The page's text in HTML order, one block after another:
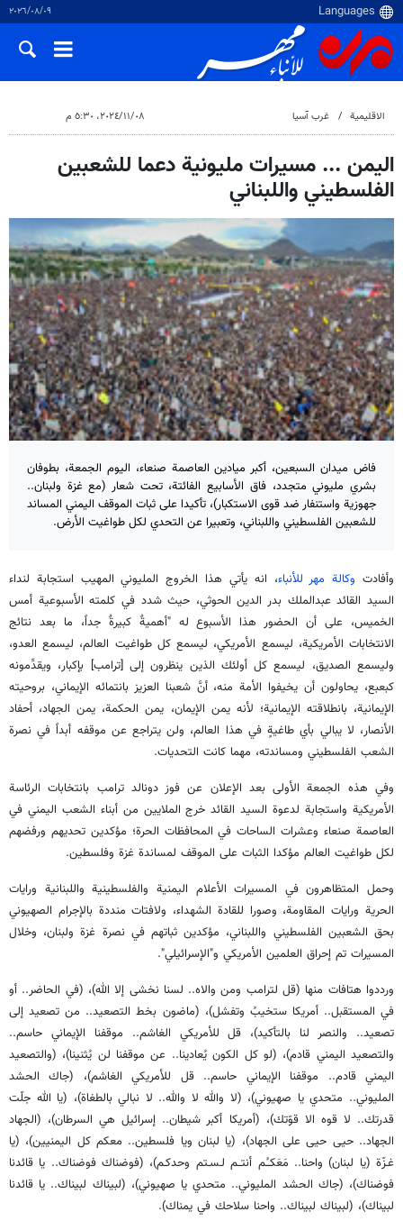
٠٩‏/٠٨‏/٢٠٢٦
الاقلیمیة غرب آسیا ٠٨‏/١١‏/٢٠٢٤، ٥:٣٠ م
اليمن ... مسيرات مليونية دعما للشعبين
الفلسطيني واللبناني
فاض ميدان السبعين، أكبر ميادين العاصمة صنعاء، اليوم الجمعة، بطوفان
بشري مليوني متجدد، فاق الأسابيع الفائتة، تحت شعار (مع غزة ولبنان..
جهوزية واستنفار ضد قوى الاستكبار)، تأكيدا على ثبات الموقف اليمني المساند
للشعبين الفلسطيني واللبناني، وتعبيرا عن التحدي لكل طواغيت الأرض.
وأفادت وكالة مهر للأنباء، انه يأتي هذا الخروج المليوني المهيب استجابة لنداء
السيد القائد عبدالملك بدر الدين الحوثي، حيث شدد في كلمته الأسبوعية أمس
الخميس، على أن الحضور هذا الأسبوع له "أهميةٌ كبيرةٌ جداً، ما بعد نتائج
الانتخابات الأمريكية، ليسمع الأمريكي، ليسمع كل طواغيت العالم، ليسمع العدو،
وليسمع الصديق، ليسمع كل أولئك الذين ينظرون إلى [ترامب] بإكبار، ويقدِّمونه
كبعبع، يحاولون أن يخيفوا الأمة منه، أنَّ شعبنا العزيز بانتمائه الإيماني، بروحيته
الإيمانية، بانطلاقته الإيمانية؛ لأنه يمن الإيمان، يمن الحكمة، يمن الجهاد، أحفاد
الأنصار، لا يبالي بأي طاغيةٍ في هذا العالم، ولن يتراجع عن موقفه أبداً في نصرة
الشعب الفلسطيني ومساندته، مهما كانت التحديات.
وفي هذه الجمعة الأولى بعد الإعلان عن فوز دونالد ترامب بانتخابات الرئاسة
الأمريكية واستجابة لدعوة السيد القائد خرج الملايين من أبناء الشعب اليمني في
العاصمة صنعاء وعشرات الساحات في المحافظات الحرة؛ مؤكدين تحديهم ورفضهم
لكل طواغيت العالم مؤكدا الثبات على الموقف لمساندة غزة وفلسطين.
وحمل المتظاهرون في المسيرات الأعلام اليمنية والفلسطينية واللبنانية ورايات
الحرية ورايات المقاومة، وصورا للقادة الشهداء، ولافتات منددة بالإجرام الصهيوني
بحق الشعبين الفلسطيني واللبناني، مؤكدين ثباتهم في نصرة غزة ولبنان، وخلال
المسيرات تم إحراق العلمين الأمريكي و"الإسرائيلي".
ورددوا هتافات منها (قل لترامب ومن والاه.. لسنا نخشى إلا الله)، (في الحاضر.. أو
في المستقبل.. أمريكا ستخيبُ وتفشل)، (ماضون بخط التصعيد.. من تصعيد إلى
تصعيد.. والنصر لنا بالتأكيد)، قل للأمريكي الغاشم.. موقفنا الإيماني حاسم..
والتصعيد اليمني قادم)، (لو كل الكون يُعادينا.. عن موقفنا لن يُثنينا)، (والتصعيد
اليمني قادم.. موقفنا الإيماني حاسم.. قل للأمريكي الغاشم)، (جاك الحشد
المليوني.. متحدي يا صهيوني)، (لا والله لا والله.. لا نبالي بالطغاة)، (يا الله جلّت
قدرتك.. لا قوه الا قوّتك)، (أمريكا أكبر شيطان.. إسرائيل هي السرطان)، (الجهاد
الجهاد.. حيى حيى على الجهاد)، (يا لبنان ويا فلسطين.. معكم كل اليمنيين)، (يا
غـزّة (يا لبنان) واحنا.. مَعَكـُم أنتــم لـسـتم وحدكـم)، (فوضناك فوضناك.. يا قائدنا
فوضناك)، (جاك الحشد المليوني.. متحدي يا صهيوني)، (لبيناك لبيناك.. يا قائدنا
لبيناك)، (لبيناك لبيناك.. واحنا سلاحك في يمناك).